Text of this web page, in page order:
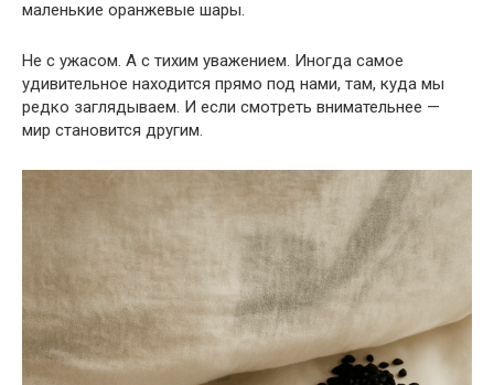
маленькие оранжевые шары.
Не с ужасом. А с тихим уважением. Иногда самое
удивительное находится прямо под нами, там, куда мы
редко заглядываем. И если смотреть внимательнее —
мир становится другим.